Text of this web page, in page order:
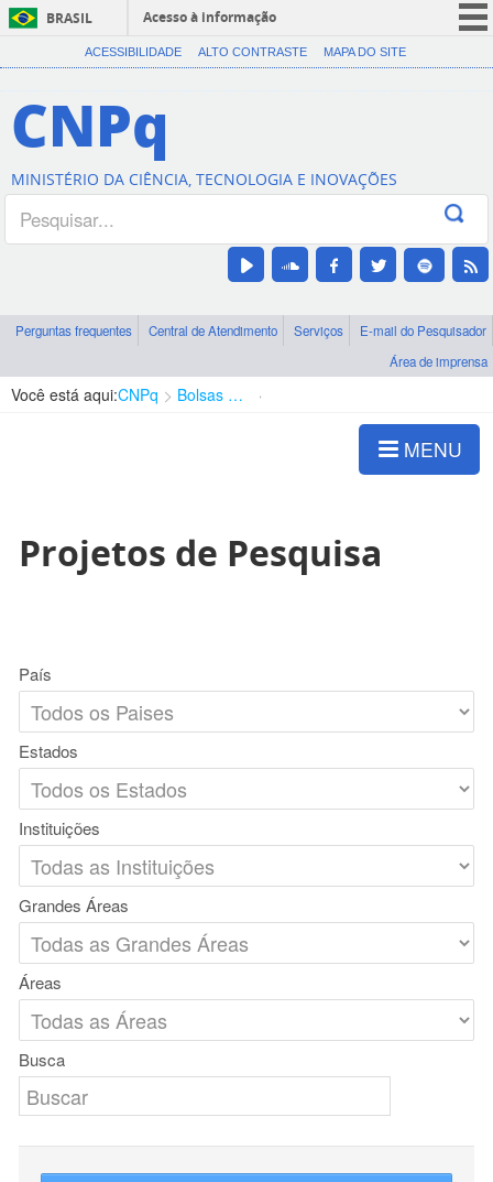
BRASIL
Acesso à informação
CORONAVÍRUS (COVID-19)
Canais
ACESSIBILIDADE ALTO CONTRASTE MAPA DO SITE
CNPq
MINISTÉRIO DA CIÊNCIA, TECNOLOGIA E INOVAÇÕES
Perguntas frequentes Central de Atendimento Serviços
E-mail do Pesquisador
Área de imprensa
Você está aqui:CNPq Bolsas e Auxílios Vigentes
MENU
Projetos de Pesquisa
País
Estados
Instituições
Grandes Áreas
Áreas
Busca